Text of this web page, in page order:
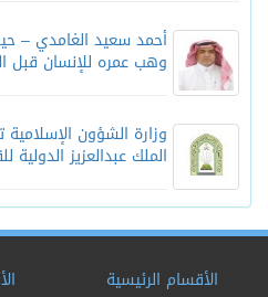
أحمد سعيد الغامدي –
وهب عمره للإنسان قبل
وزارة الشؤون
الملك عبدالعزيز الدولية
الأقسام الرئيسية